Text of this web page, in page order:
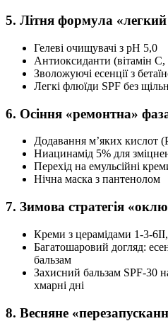
5. Літня формула
Гелеві очищувачі з pH 5,0
Антиоксиданти (вітамін
Зволожуючі есенції з
Легкі флюїди SPF без
6. Осіння «ремонтна»
Додавання м’яких кислот
Ниацинамід 5% для
Перехід на емульсійні
Нічна маска з пантенолом
7. Зимова стратегія
Креми з церамідами 1-3-
Багатошаровий догляд:
бальзам
Захисний бальзам SPF-30
хмарні дні
8. Весняне